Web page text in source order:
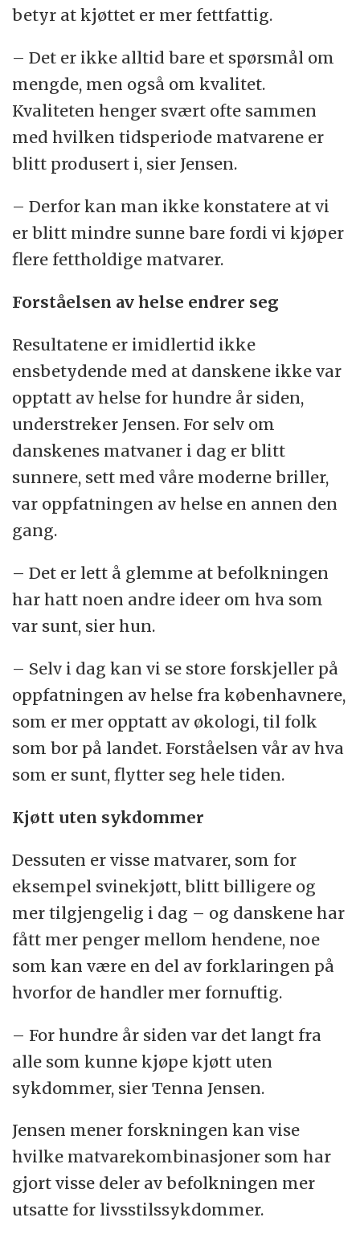
betyr at kjøttet er mer fettfattig.
– Det er ikke alltid bare et spørsmål om
mengde, men også om kvalitet.
Kvaliteten henger svært ofte sammen
med hvilken tidsperiode matvarene er
blitt produsert i, sier Jensen.
– Derfor kan man ikke konstatere at vi
er blitt mindre sunne bare fordi vi kjøper
flere fettholdige matvarer.
Forståelsen av helse endrer seg
Resultatene er imidlertid ikke
ensbetydende med at danskene ikke var
opptatt av helse for hundre år siden,
understreker Jensen. For selv om
danskenes matvaner i dag er blitt
sunnere, sett med våre moderne briller,
var oppfatningen av helse en annen den
gang.
– Det er lett å glemme at befolkningen
har hatt noen andre ideer om hva som
var sunt, sier hun.
– Selv i dag kan vi se store forskjeller på
oppfatningen av helse fra københavnere,
som er mer opptatt av økologi, til folk
som bor på landet. Forståelsen vår av hva
som er sunt, flytter seg hele tiden.
Kjøtt uten sykdommer
Dessuten er visse matvarer, som for
eksempel svinekjøtt, blitt billigere og
mer tilgjengelig i dag – og danskene har
fått mer penger mellom hendene, noe
som kan være en del av forklaringen på
hvorfor de handler mer fornuftig.
– For hundre år siden var det langt fra
alle som kunne kjøpe kjøtt uten
sykdommer, sier Tenna Jensen.
Jensen mener forskningen kan vise
hvilke matvarekombinasjoner som har
gjort visse deler av befolkningen mer
utsatte for livsstilssykdommer.